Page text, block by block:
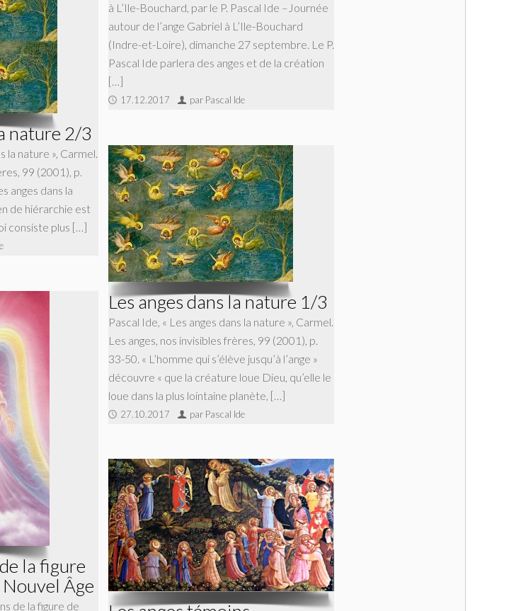
à L’Ile-Bouchard, par le P. Pascal Ide –Journée
autour de l’ange Gabriel à L’Ile-Bouchard
(Indre-et-Loire), dimanche 27 septembre. Le P.
Pascal Ide parlera des anges et de la création
[…]
17.12.2017 par Pascal Ide
nature 2/3
la nature », Carmel.
99 (2001), p.
anges dans la
de hiérarchie est
consiste plus […]
Les anges dans la nature 1/3
Pascal Ide, « Les anges dans la nature », Carmel.
Les anges, nos invisibles frères, 99 (2001), p.
33-50. « L’homme qui s’élève jusqu’à l’ange »
découvre « que la créature loue Dieu, qu’elle le
loue dans la plus lointaine planète, […]
27.10.2017 par Pascal Ide
la figure
Nouvel Âge
de la figure de